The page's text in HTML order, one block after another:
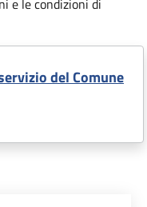
del Comune